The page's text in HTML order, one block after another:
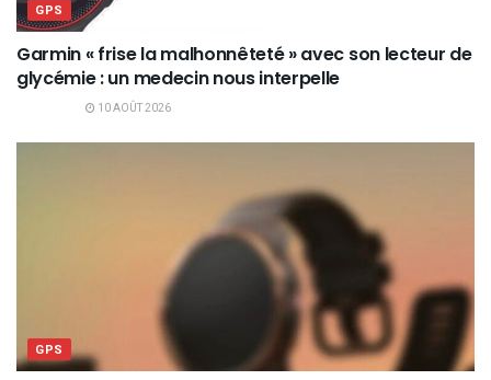
GPS
Garmin « frise la malhonnêteté » avec son lecteur de
glycémie : un medecin nous interpelle
10 AOÛT 2026
GPS